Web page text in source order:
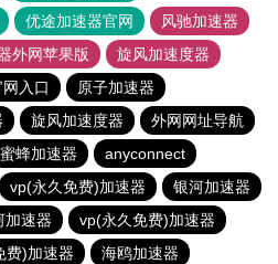
优途加速器官网
风驰加速器
外网苹果版
旋风加速度器
入口
原子加速器
旋风加速度器
外网网址导航
蜜蜂加速器
anyconnect
vp(永久免费)加速器
银河加速器
加速器
vp(永久免费)加速器
费)加速器
海鸥加速器